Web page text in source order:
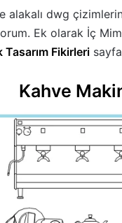
alakalı dwg
Ek olarak İç
Tasarım Fikirleri
Kahve